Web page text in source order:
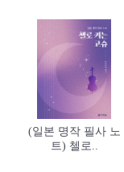
(일본 명작 필사 노
트) 첼로..